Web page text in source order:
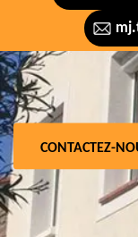
CONTACTEZ-